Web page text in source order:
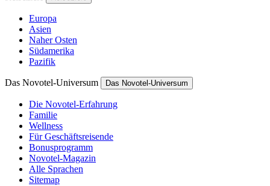
Europa
Asien
Naher Osten
Südamerika
Pazifik
Das Novotel-Universum Das Novotel-Universum
Die Novotel-Erfahrung
Familie
Wellness
Für Geschäftsreisende
Bonusprogramm
Novotel-Magazin
Alle Sprachen
Sitemap